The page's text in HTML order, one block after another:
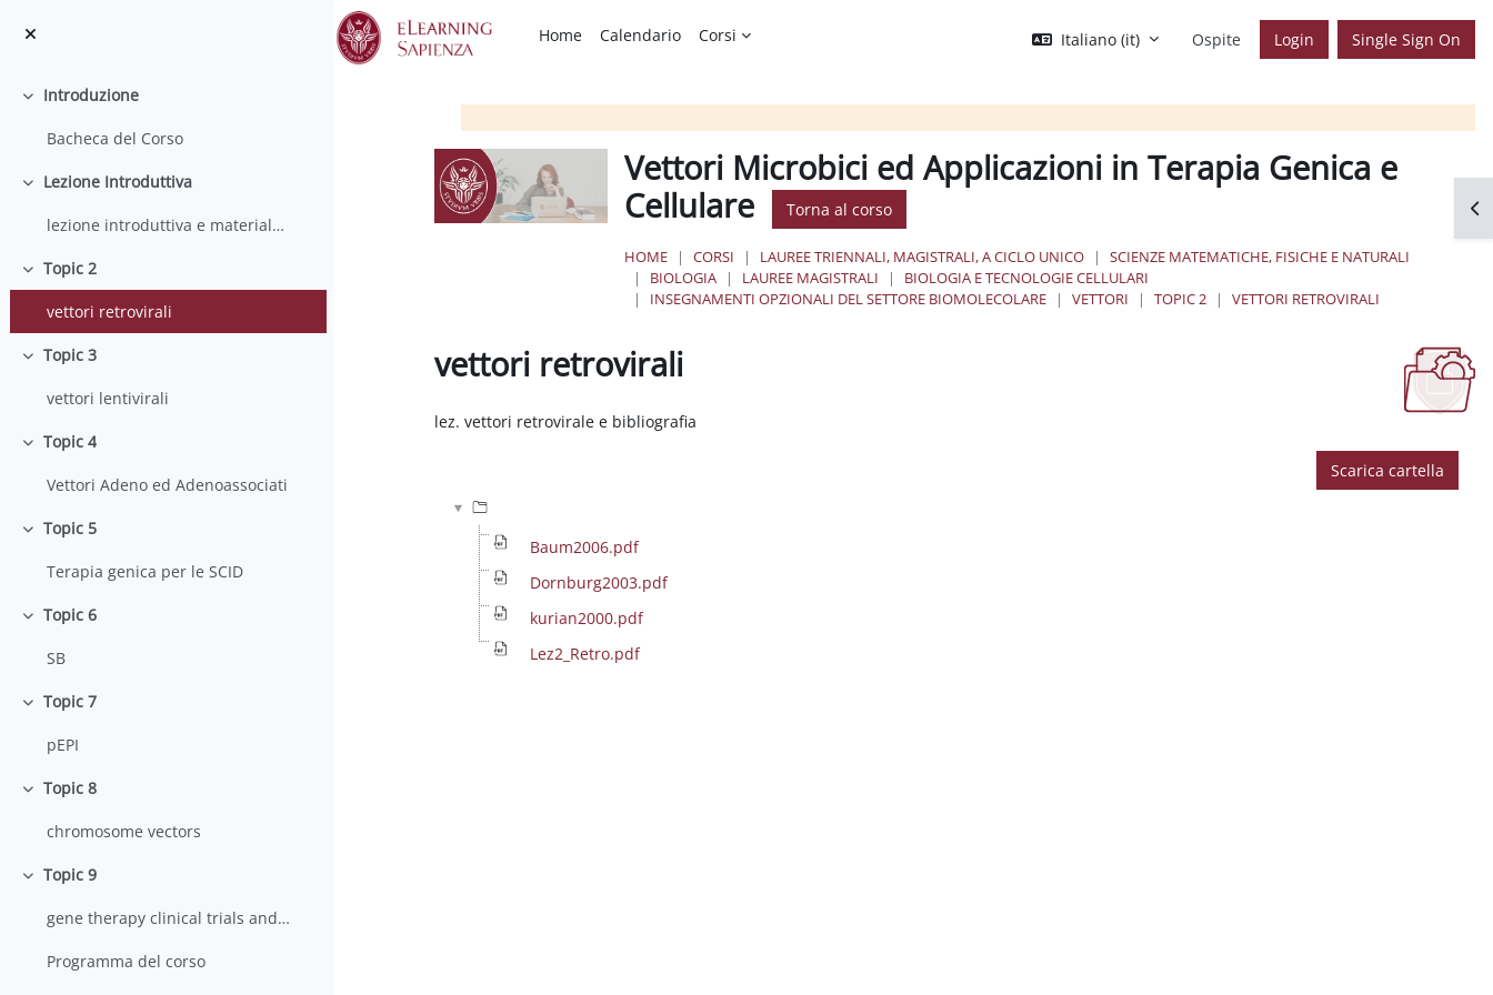
Home
Calendario Corsi Italiano ‎(it)‎ Ospite Login Single Sign On
Minimizza
Introduzione
Bacheca del Corso
Minimizza
Lezione Introduttiva
lezione introduttiva e materiale bibliografico
Minimizza
Topic 2
vettori retrovirali
Minimizza
Topic 3
vettori lentivirali
Minimizza
Topic 4
Vettori Adeno ed Adenoassociati
Minimizza
Topic 5
Terapia genica per le SCID
Minimizza
Topic 6
SB
Minimizza
Topic 7
pEPI
Minimizza
Topic 8
chromosome vectors
Minimizza
Topic 9
gene therapy clinical trials and gene therapy for cystic fibrosis
Programma del corso
Vettori Microbici ed Applicazioni in Terapia Genica e
Cellulare
Torna al corso
HOME CORSI LAUREE TRIENNALI, MAGISTRALI, A CICLO UNICO
SCIENZE MATEMATICHE, FISICHE E NATURALI
BIOLOGIA
LAUREE MAGISTRALI
BIOLOGIA E TECNOLOGIE CELLULARI
INSEGNAMENTI OPZIONALI DEL SETTORE BIOMOLECOLARE
VETTORI TOPIC 2 VETTORI RETROVIRALI
vettori retrovirali
lez. vettori retrovirale e bibliografia
Scarica cartella
Baum2006.pdf
Dornburg2003.pdf
kurian2000.pdf
Lez2_Retro.pdf